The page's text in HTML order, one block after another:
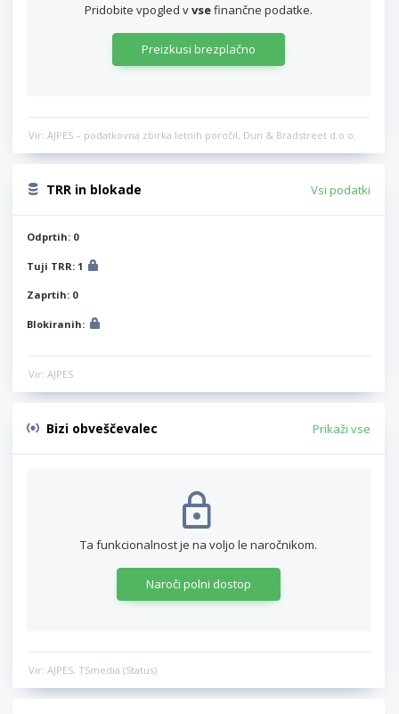
Pridobite vpogled vvsefinančne podatke.
Preizkusi brezplačno
Vir: AJPES – podatkovna zbirka letnih poročil, Dun & Bradstreet d.o.o.
TRR in blokade Vsi podatki
Odprtih: 0
Tuji TRR: 1
Zaprtih: 0
Blokiranih:
Vir: AJPES
Bizi obveščevalec Prikaži vse
Ta funkcionalnost je na voljo le naročnikom.
Naroči polni dostop
Vir: AJPES, TSmedia (Status)